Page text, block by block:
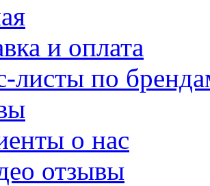
и оплата
листы по
о нас
отзывы